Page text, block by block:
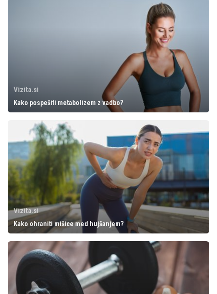
Vizita.si
Kako pospešiti metabolizem z vadbo?
Vizita.si
Kako ohraniti mišice med hujšanjem?